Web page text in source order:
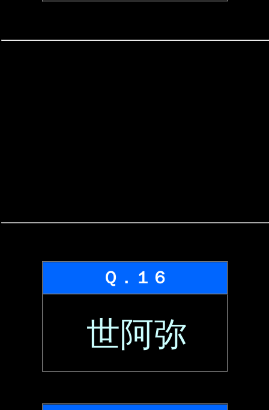
Ｑ．１６
世阿弥